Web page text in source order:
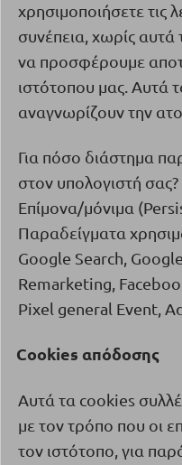
χρησιμοποιήσετε τις
συνέπεια, χωρίς αυτά
να προσφέρουμε
ιστότοπου μας. Αυτά
αναγνωρίζουν την
Για πόσο διάστημα
στον υπολογιστή σας?
Επίμονα/μόνιμα (
Παραδείγματα
Google Search,
Remarketing,
Pixel general Event,
Cookies απόδοσης
Αυτά τα cookies
με τον τρόπο που οι
τον ιστότοπο, για